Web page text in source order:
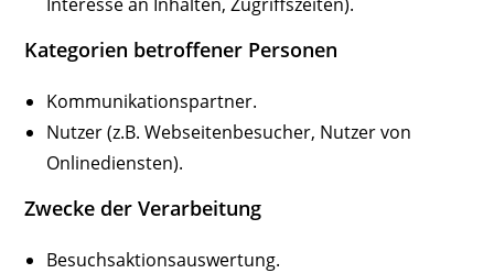
Kategorien betroffener Personen
Kommunikationspartner.
Nutzer (z.B. Webseitenbesucher, Nutzer von
Onlinediensten).
Zwecke der Verarbeitung
Besuchsaktionsauswertung.